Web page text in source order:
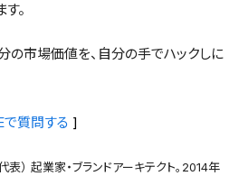
。
の市場価値を、自分の手でハックしに
で質問する ]
表） 起業家・ブランドアーキテクト。2014年